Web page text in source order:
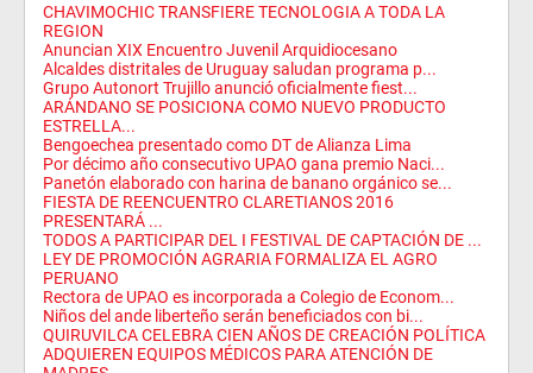
CHAVIMOCHIC TRANSFIERE TECNOLOGIA A TODA LA
REGION
Anuncian XIX Encuentro Juvenil Arquidiocesano
Alcaldes distritales de Uruguay saludan programa p...
Grupo Autonort Trujillo anunció oficialmente fiest...
ARÁNDANO SE POSICIONA COMO NUEVO PRODUCTO
ESTRELLA...
Bengoechea presentado como DT de Alianza Lima
Por décimo año consecutivo UPAO gana premio Naci...
Panetón elaborado con harina de banano orgánico se...
FIESTA DE REENCUENTRO CLARETIANOS 2016
PRESENTARÁ ...
TODOS A PARTICIPAR DEL I FESTIVAL DE CAPTACIÓN DE ...
LEY DE PROMOCIÓN AGRARIA FORMALIZA EL AGRO
PERUANO
Rectora de UPAO es incorporada a Colegio de Econom...
Niños del ande liberteño serán beneficiados con bi...
QUIRUVILCA CELEBRA CIEN AÑOS DE CREACIÓN POLÍTICA
ADQUIEREN EQUIPOS MÉDICOS PARA ATENCIÓN DE